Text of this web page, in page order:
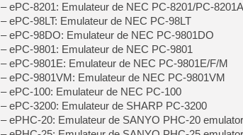
– ePC-8201: Emulateur de NEC PC-8201/PC-8201A
– ePC-98LT: Emulateur de NEC PC-98LT
– ePC-98DO: Emulateur de NEC PC-9801DO
– ePC-9801: Emulateur de NEC PC-9801
– ePC-9801E: Emulateur de NEC PC-9801E/F/M
– ePC-9801VM: Emulateur de NEC PC-9801VM
– ePC-100: Emulateur de NEC PC-100
– ePC-3200: Emulateur de SHARP PC-3200
– ePHC-20: Emulateur de SANYO PHC-20 emulator